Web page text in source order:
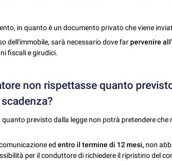
in quanto è un documento privato che viene
dell'immobile, sarà necessario dove farpervenire
fiscali e girudici.
non rispettasse quanto
quanto previsto dalla legge non potrà pretendere che
edentro il termine di 12 mesi, non
per il conduttore di richiedere il ripristino del